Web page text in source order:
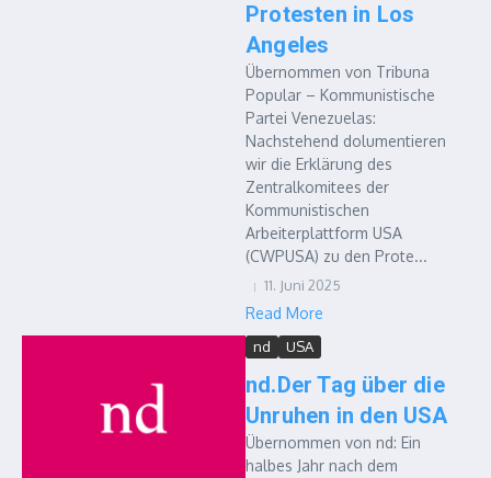
Protesten in Los
Angeles
Übernommen von Tribuna
Popular – Kommunistische
Partei Venezuelas:
Nachstehend dolumentieren
wir die Erklärung des
Zentralkomitees der
Kommunistischen
Arbeiterplattform USA
(CWPUSA) zu den Prote...
11. Juni 2025
Read More
nd USA
nd.Der Tag über die
Unruhen in den USA
Übernommen von nd: Ein
halbes Jahr nach dem